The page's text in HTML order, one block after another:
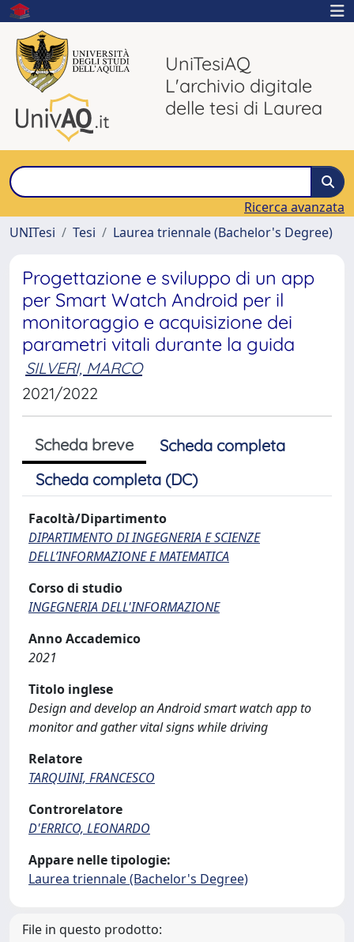
UniTesiAQ
L'archivio digitale
delle tesi di Laurea
Ricerca avanzata
UNITesi
Tesi Laurea triennale (Bachelor's Degree)
Progettazione e sviluppo di un app
per Smart Watch Android per il
monitoraggio e acquisizione dei
parametri vitali durante la guida
SILVERI, MARCO
2021/2022
Scheda breve
Scheda completa
Scheda completa (DC)
Facoltà/Dipartimento
DIPARTIMENTO DI INGEGNERIA E SCIENZE
DELL’INFORMAZIONE E MATEMATICA
Corso di studio
INGEGNERIA DELL'INFORMAZIONE
Anno Accademico
2021
Titolo inglese
Design and develop an Android smart watch app to
monitor and gather vital signs while driving
Relatore
TARQUINI, FRANCESCO
Controrelatore
D'ERRICO, LEONARDO
Appare nelle tipologie:
Laurea triennale (Bachelor's Degree)
File in questo prodotto: